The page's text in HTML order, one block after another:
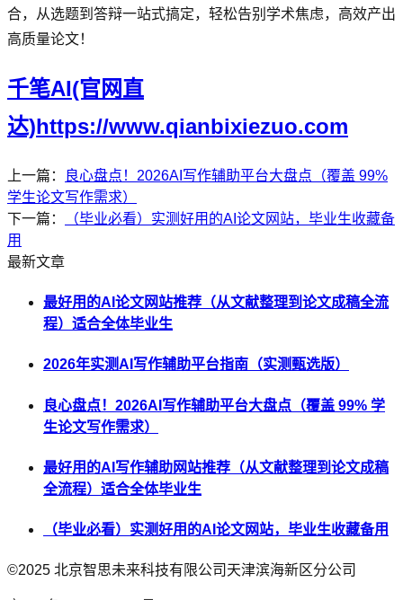
合，从选题到答辩一站式搞定，轻松告别学术焦虑，高效产出
高质量论文！
千笔AI(官网直
达)https://www.qianbixiezuo.com
上一篇：
良心盘点！2026AI写作辅助平台大盘点（覆盖 99%
学生论文写作需求）
下一篇：
（毕业必看）实测好用的AI论文网站，毕业生收藏备
用
最新文章
最好用的AI论文网站推荐（从文献整理到论文成稿全流
程）适合全体毕业生
2026年实测AI写作辅助平台指南（实测甄选版）
良心盘点！2026AI写作辅助平台大盘点（覆盖 99% 学
生论文写作需求）
最好用的AI写作辅助网站推荐（从文献整理到论文成稿
全流程）适合全体毕业生
（毕业必看）实测好用的AI论文网站，毕业生收藏备用
©2025 北京智思未来科技有限公司天津滨海新区分公司